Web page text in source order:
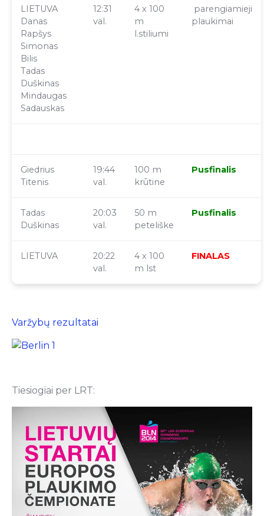
LIETUVA
Danas
Rapšys
Simonas
Bilis
Tadas
Duškinas
Mindaugas
Sadauskas
12:31
val.
4 x 100
m
l.stiliumi
parengiamieji
plaukimai
Giedrius
Titenis
19:44
val.
100 m
krūtine
Pusfinalis
Tadas
Duškinas
20:03
val.
50 m
peteliške
Pusfinalis
LIETUVA
20:22
val.
4 x 100
m lst
FINALAS
Varžybų rezultatai
Tiesiogiai per LRT: